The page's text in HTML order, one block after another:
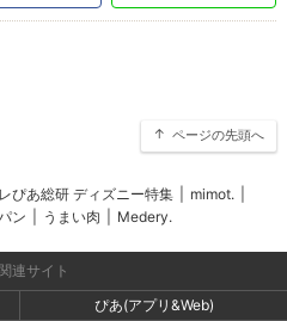
ページの先頭へ
ぴあ総研 ディズニー特集 mimot.
ン うまい肉 Medery.
連サイト
ぴあ(アプリ&Web)